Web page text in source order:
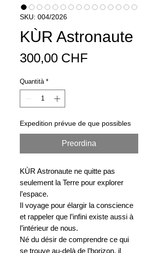
SKU: 004/2026
KÙR Astronaute
300,00 CHF
Quantità *
Expedition prévue de que possibles
Preordina
KÙR Astronaute ne quitte pas
seulement la Terre pour explorer
l’espace.
Il voyage pour élargir la conscience
et rappeler que l’infini existe aussi à
l’intérieur de nous.
Né du désir de comprendre ce qui
se trouve au-delà de l’horizon, il